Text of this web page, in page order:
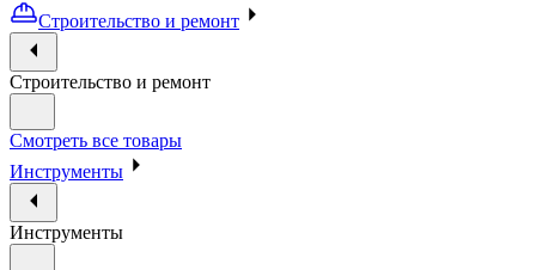
Строительство и ремонт
Строительство и ремонт
Смотреть все товары
Инструменты
Инструменты